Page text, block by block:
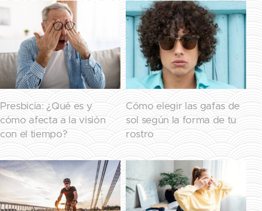
Presbicia: ¿Qué es y
cómo afecta a la visión
con el tiempo?
Cómo elegir las gafas de
sol según la forma de tu
rostro